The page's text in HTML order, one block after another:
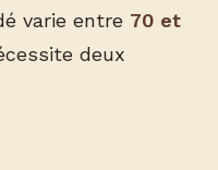
varie entre 70 et
deux